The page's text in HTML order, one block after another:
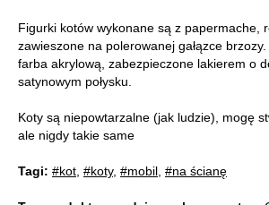
Figurki kotów wykonane są z papermache,
zawieszone na polerowanej gałązce
farba akrylową, zabezpieczone lakierem o
satynowym połysku.
Koty są niepowtarzalne (jak ludzie), mogę
ale nigdy takie same
Tagi: #kot #koty, #mobil #na ścianę